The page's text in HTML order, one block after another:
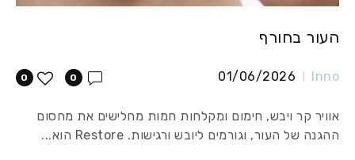
העור בחורף
Inno
01/06/2026
0 0
אוויר קר ויבש, חימום ומקלחות חמות מחלישים את מחסום
ההגנה של העור, וגורמים ליובש ורגישות. Restore הוא...